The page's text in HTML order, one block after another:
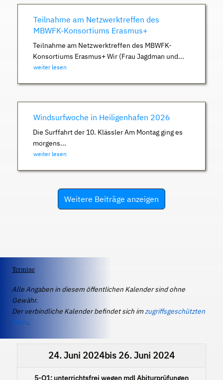
Teilnahme am Netzwerktreffen des
MBWFK-Konsortiums Erasmus+
Teilnahme am Netzwerktreffen des MBWFK-
Konsortiums Erasmus+ Wir (Frau Jagdman und...
weiter lesen
Windsurfwoche in Heiligenhafen 2026
Die Surffahrt der 10. Klässler Am Montag ging es
morgens...
weiter lesen
Weitere Beiträge anzeigen
Termine
Alle Angaben in diesem öffentlichen Kalender sind ohne
Gewähr.
Der verbindliche Kalender befindet sich imzugriffsgeschützten
IServ.
24. Juni 2024bis 26. Juni 2024
5-Q1: unterrichtsfrei wegen mdl Abiturprüfungen